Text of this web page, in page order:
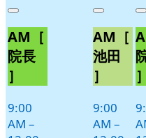
月
10
日
イ
ト)
Close
AM［
院長
］
9:00
AM –
月
12
イ
ベ
ト)
Close
AM［
池田
］
9:00
AM –
］